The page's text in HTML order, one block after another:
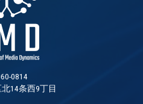
0814
14条西9丁目